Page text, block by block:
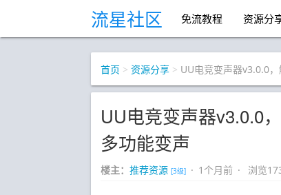
流星社区 免流教程 资源分
首页 > 资源分享 > UU电竞变声器v3.0.0
UU电竞变声器v3.0.0
多功能变声
楼主： 推荐资源 [3级] · 1个月前 · 浏览